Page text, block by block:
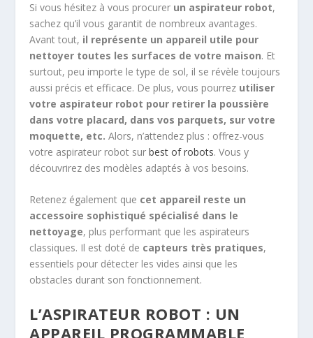
Si vous hésitez à vous procurer un aspirateur robot,
sachez qu’il vous garantit de nombreux avantages.
Avant tout, il représente un appareil utile pour
nettoyer toutes les surfaces de votre maison. Et
surtout, peu importe le type de sol, il se révèle toujours
aussi précis et efficace. De plus, vous pourrez utiliser
votre aspirateur robot pour retirer la poussière
dans votre placard, dans vos parquets, sur votre
moquette, etc.Alors, n’attendez plus : offrez-vous
votre aspirateur robot surbest of robots. Vous y
découvrirez des modèles adaptés à vos besoins.
Retenez également que cet appareil reste un
accessoire sophistiqué spécialisé dans le
nettoyage, plus performant que les aspirateurs
classiques. Il est doté de capteurs très pratiques,
essentiels pour détecter les vides ainsi que les
obstacles durant son fonctionnement.
L’ASPIRATEUR ROBOT : UN
APPAREIL PROGRAMMABLE